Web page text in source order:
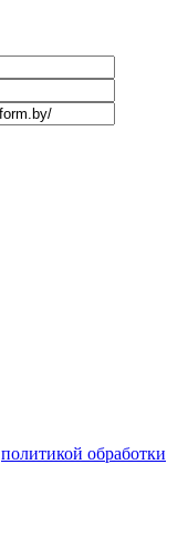
политикой обработки